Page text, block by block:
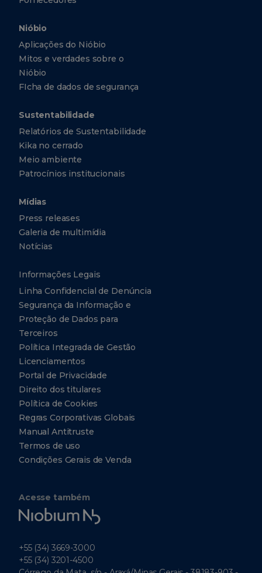
Nióbio
Aplicações do Nióbio
Mitos e verdades sobre o
Nióbio
FIcha de dados de segurança
Sustentabilidade
Relatórios de Sustentabilidade
Kika no cerrado
Meio ambiente
Patrocínios institucionais
Mídias
Press releases
Galeria de multimídia
Notícias
Informações Legais
Linha Confidencial de Denúncia
Segurança da Informação e
Proteção de Dados para
Terceiros
Política Integrada de Gestão
Licenciamentos
Portal de Privacidade
Direito dos titulares
Política de Cookies
Regras Corporativas Globais
Manual Antitruste
Termos de uso
Condições Gerais de Venda
Acesse também
Niobium
+55 (34) 3669-3000
+55 (34) 3201-4500